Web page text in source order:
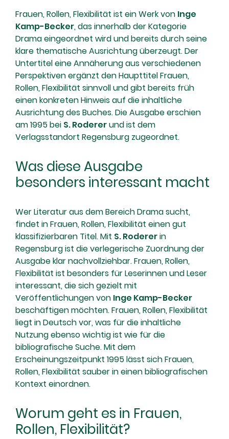
Frauen, Rollen, Flexibilität ist ein Werk von Inge
Kamp-Becker, das innerhalb der Kategorie
Drama eingeordnet wird und bereits durch seine
klare thematische Ausrichtung überzeugt. Der
Untertitel eine Annäherung aus verschiedenen
Perspektiven ergänzt den Haupttitel Frauen,
Rollen, Flexibilität sinnvoll und gibt bereits früh
einen konkreten Hinweis auf die inhaltliche
Ausrichtung des Buches. Die Ausgabe erschien
am 1995 bei S. Rodererund ist dem
Verlagsstandort Regensburg zugeordnet.
Was diese Ausgabe
besonders interessant macht
Wer Literatur aus dem Bereich Drama sucht,
findet in Frauen, Rollen, Flexibilität einen gut
klassifizierbaren Titel. Mit S. Rodererin
Regensburg ist die verlegerische Zuordnung der
Ausgabe klar nachvollziehbar. Frauen, Rollen,
Flexibilität ist besonders für Leserinnen und Leser
interessant, die sich gezielt mit
Veröffentlichungen von Inge Kamp-Becker
beschäftigen möchten. Frauen, Rollen, Flexibilität
liegt in Deutsch vor, was für die inhaltliche
Nutzung ebenso wichtig ist wie für die
bibliografische Suche. Mit dem
Erscheinungszeitpunkt 1995 lässt sich Frauen,
Rollen, Flexibilität sauber in einen bibliografischen
Kontext einordnen.
Worum geht es in Frauen,
Rollen, Flexibilität?